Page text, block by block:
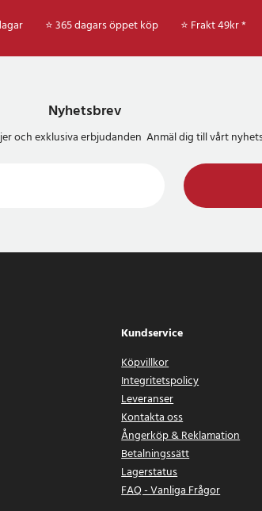
⭐ 365 dagars öppet köp ⭐ Frakt 49kr *
Nyhetsbrev
och exklusiva erbjudanden Anmäl dig till vårt
Kundservice
Köpvillkor
Integritetspolicy
Leveranser
Kontakta oss
Ångerköp & Reklamation
Betalningssätt
Lagerstatus
FAQ - Vanliga Frågor